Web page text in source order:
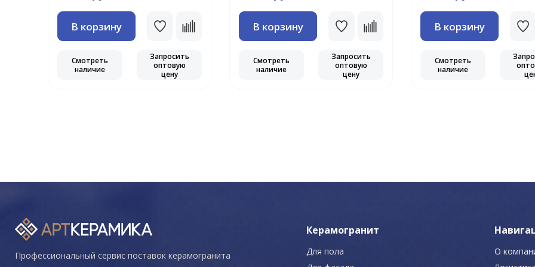
В корзину
Смотреть
наличие
Запросить
оптовую
цену
В корзину
Смотреть
наличие
Запросить
оптовую
цену
В корзину
Смотреть
наличие
Профессиональный сервис поставок керамогранита
Керамогранит
Для пола
О